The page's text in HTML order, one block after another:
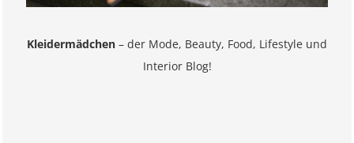
Kleidermädchen – der Mode, Beauty, Food, Lifestyle und
Interior Blog!